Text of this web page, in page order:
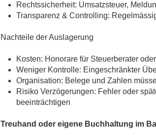
Rechtssicherheit: Umsatzsteuer,
Transparenz & Controlling:
Nachteile der Auslagerung
Kosten: Honorare für Steuerberater
Weniger Kontrolle: Eingeschränkter
Organisation: Belege und Zahlen
Risiko Verzögerungen: Fehler oder
beeinträchtigen
Treuhand oder eigene Buchhaltung im